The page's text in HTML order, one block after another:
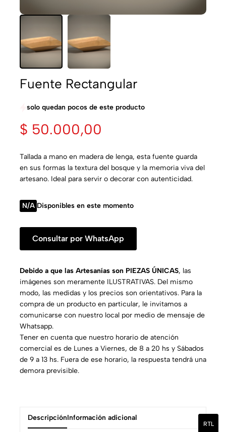
RTL
Fuente Rectangular
solo quedan pocos de este producto
$ 50.000,00
Tallada a mano en madera de lenga, esta fuente guarda
en sus formas la textura del bosque y la memoria viva del
artesano. Ideal para servir o decorar con autenticidad.
N/A Disponibles en este momento
Consultar por WhatsApp
Debido a que las Artesanías son PIEZAS ÚNICAS, las
imágenes son meramente ILUSTRATIVAS. Del mismo
modo, las medidas y los precios son orientativos. Para la
compra de un producto en particular, le invitamos a
comunicarse con nuestro local por medio de mensaje de
Whatsapp.
Tener en cuenta que nuestro horario de atención
comercial es de Lunes a Viernes, de 8 a 20 hs y Sábados
de 9 a 13 hs. Fuera de ese horario, la respuesta tendrá una
demora previsible.
DescripciónInformación adicional